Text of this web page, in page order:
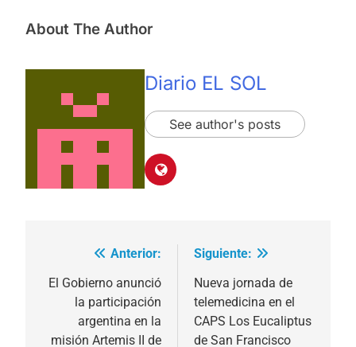
About The Author
Diario EL SOL
See author's posts
Navegación
de
entradas
Anterior:
El Gobierno anunció
la participación
argentina en la
misión Artemis II de
Siguiente:
Nueva jornada de
telemedicina en el
CAPS Los Eucaliptus
de San Francisco